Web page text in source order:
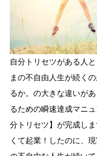
自分トリセツがある人
まの不自由人生が続く
るか。の大きな違いが
るための瞬速達成マニ
分トリセツ】が完成し
くて起業！したのに、